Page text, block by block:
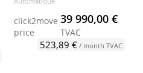
click2move
price
39 990,00 €
TVAC
523,89 €/ month TVAC